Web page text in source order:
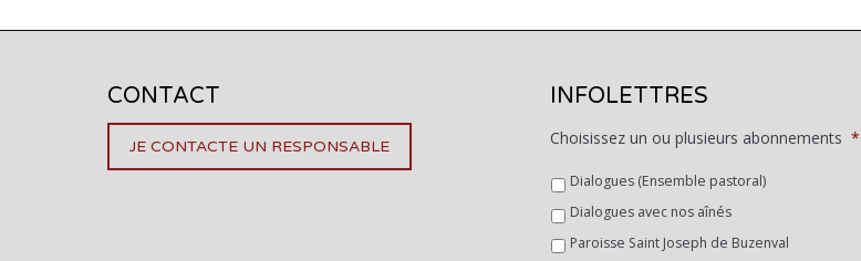
CONTACT
JE CONTACTE UN RESPONSABLE
INFOLETTRES
Choisissez un ou plusieurs abonnements *
Dialogues (Ensemble pastoral)
Dialogues avec nos aînés
Paroisse Saint Joseph de Buzenval